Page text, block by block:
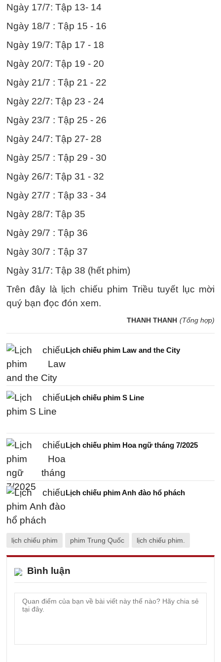
Ngày 17/7: Tập 13- 14
Ngày 18/7 : Tập 15 - 16
Ngày 19/7: Tập 17 - 18
Ngày 20/7: Tập 19 - 20
Ngày 21/7 : Tập 21 - 22
Ngày 22/7: Tập 23 - 24
Ngày 23/7 : Tập 25 - 26
Ngày 24/7: Tập 27- 28
Ngày 25/7 : Tập 29 - 30
Ngày 26/7: Tập 31 - 32
Ngày 27/7 : Tập 33 - 34
Ngày 28/7: Tập 35
Ngày 29/7 : Tập 36
Ngày 30/7 : Tập 37
Ngày 31/7: Tập 38 (hết phim)
Trên đây là lịch chiếu phim Triều tuyết lục mời
quý bạn đọc đón xem.
THANH THANH (Tổng hợp)
Lịch chiếu phim Law and the City
Lịch chiếu phim S Line
Lịch chiếu phim Hoa ngữ tháng 7/2025
Lịch chiếu phim Anh đào hổ phách
lịch chiếu phim phim Trung Quốc lịch chiếu phim.
Bình luận